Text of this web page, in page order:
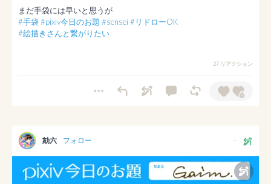
#手袋#pixiv今日のお題 #sensei #リドローOK
#絵描きさんと繋がりたい
27 リアクション
劾六 フォロー --